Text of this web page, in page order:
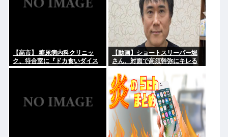
【高市】 糖尿病内科クリニッ
ク、待合室に『ドカ食いダイス
キ！もちづきさん』を置いてし
【動画】ショートスリーパー堀
さん、対面で高須幹弥にキレる